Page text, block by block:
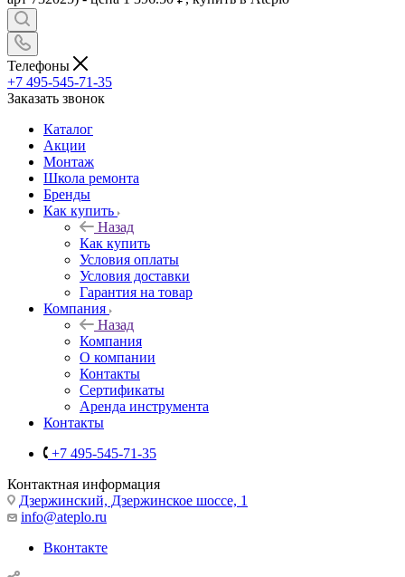
Телефоны
+7 495-545-71-35
Заказать звонок
Каталог
Акции
Монтаж
Школа ремонта
Бренды
Как купить
Назад
Как купить
Условия оплаты
Условия доставки
Гарантия на товар
Компания
Назад
Компания
О компании
Контакты
Сертификаты
Аренда инструмента
Контакты
+7 495-545-71-35
Контактная информация
Дзержинский, Дзержинское шоссе, 1
info@ateplo.ru
Вконтакте